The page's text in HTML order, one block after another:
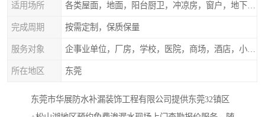
适用场所
完成周期 按需定制，保质保量
服务对象
所在地区 东莞
东莞市华展防水补漏装饰工程有限公司提供东莞32镇区